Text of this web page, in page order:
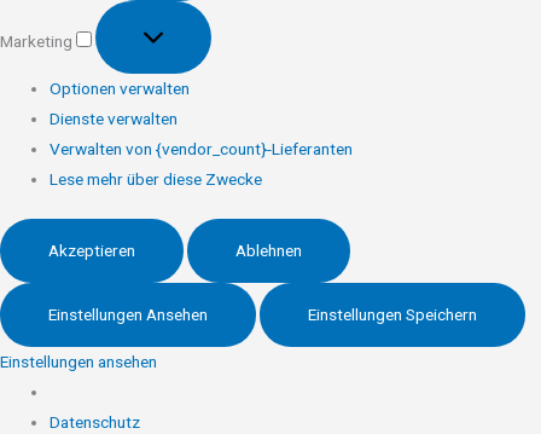
Marketing
Marketing
Optionen verwalten
Dienste verwalten
Verwalten von {vendor_count}-Lieferanten
Lese mehr über diese Zwecke
Akzeptieren Ablehnen
Einstellungen Ansehen Einstellungen Speichern
Einstellungen ansehen
Datenschutz